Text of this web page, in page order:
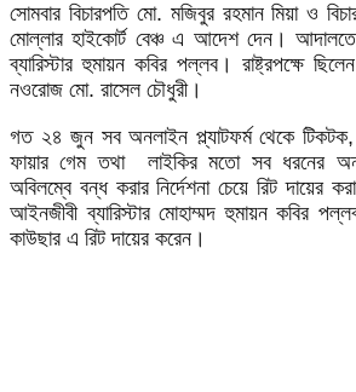
সোমবার বিচারপতি মো. মজিবুর রহমান মিয়া ও
মোল্লার হাইকোর্ট বেঞ্চ এ আদেশ দেন। আদালতে
ব্যারিস্টার হুমায়ন কবির পল্লব। রাষ্ট্রপক্ষে
নওরোজ মো. রাসেল চৌধুরী।
গত ২৪ জুন সব অনলাইন প্ল্যাটফর্ম থেকে
ফায়ার গেম তথা লাইকির মতো সব ধরনের
অবিলম্বে বন্ধ করার নির্দেশনা চেয়ে রিট দায়ের
আইনজীবী ব্যারিস্টার মোহাম্মদ হুমায়ন কবির
কাউছার এ রিট দায়ের করেন।